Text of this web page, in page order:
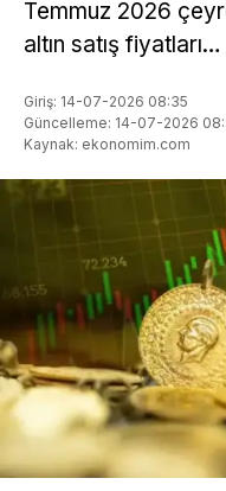
Temmuz 2026
altın satış fiyatları…
Giriş: 14-07-2026 08:35
Güncelleme: 14-07-2026
Kaynak: ekonomim.com